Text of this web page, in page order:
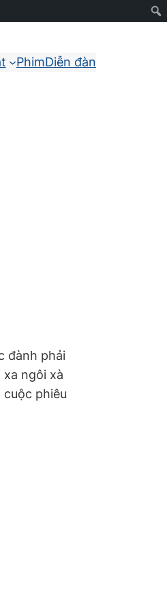
PhimDiễn đàn
đành phải
xa ngôi xà
phiêu